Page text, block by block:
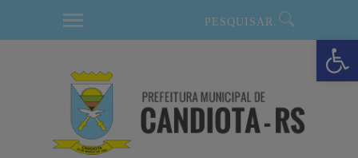
Barra de Ferramentas Aberta